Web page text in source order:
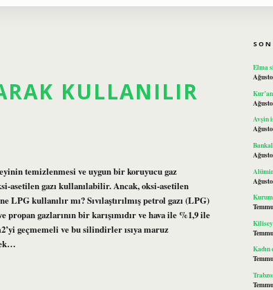
KULLANILIR
temizlenmesi ve uygun bir koruyucu gaz
asetilen gazı kullanılabilir. Ancak, oksi-asetilen
kullanılır mı? Sıvılaştırılmış petrol gazı (LPG)
gazlarının bir karışımıdır ve hava ile %1,9 ile
geçmemeli ve bu silindirler ısıya maruz
Elma
Avşin
Kadın